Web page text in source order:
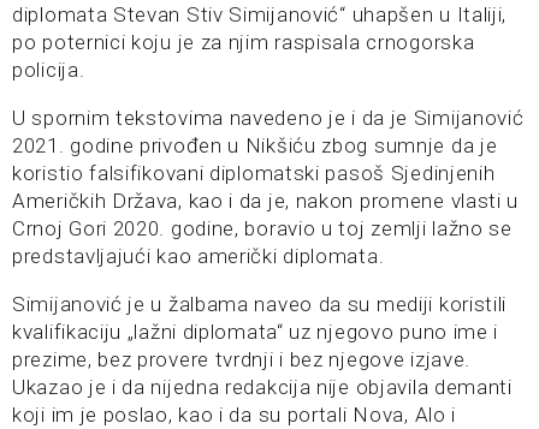
diplomata Stevan Stiv Simijanović“ uhapšen u Italiji,
po poternici koju je za njim raspisala crnogorska
policija.
U spornim tekstovima navedeno je i da je Simijanović
2021. godine privođen u Nikšiću zbog sumnje da je
koristio falsifikovani diplomatski pasoš Sjedinjenih
Američkih Država, kao i da je, nakon promene vlasti u
Crnoj Gori 2020. godine, boravio u toj zemlji lažno se
predstavljajući kao američki diplomata.
Simijanović je u žalbama naveo da su mediji koristili
kvalifikaciju „lažni diplomata“ uz njegovo puno ime i
prezime, bez provere tvrdnji i bez njegove izjave.
Ukazao je i da nijedna redakcija nije objavila demanti
koji im je poslao, kao i da su portali Nova, Alo i